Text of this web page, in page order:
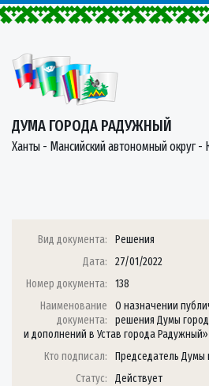
ДУМА ГОРОДА РАДУЖНЫЙ
Ханты - Мансийский автономный округ -
Вид документа:
Решения
Дата:
27/01/2022
Номер документа:
138
Наименование
документа:
О назначении
решения Думы
и дополнений в Устав города Радужный»
Кто подписал:
Председатель Думы
Статус:
Действует